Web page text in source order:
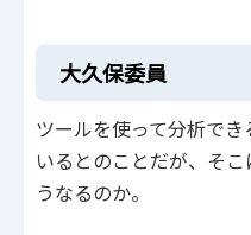
大久保委員
ツールを使って分析で
いるとのことだが、そ
うなるのか。